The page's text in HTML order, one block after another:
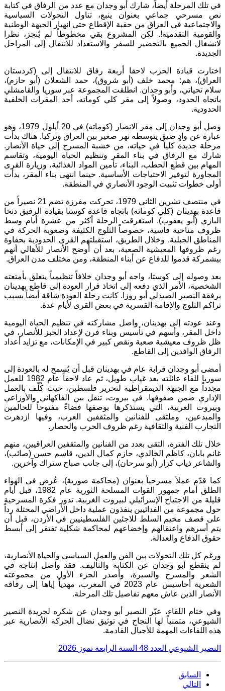
في تلك المرحلة أيضاً، شارك أبو وجدان مع عدد من الرفاق في كتابة
نص مسرحي جماعي بعنوان ينبع، تناول التحولات السياسية
والاجتماعية في العراق من حقبة الإقطاع حتى انهيار الجبهة الوطنية
والقومية التقدمية!. لكن المشروع بقي مخطوطاً لم يُنجز، نظرا
لانشغال الجميع بالتحضير للسفر والاستعداد للانتقال إلى المراحل
الجديدة.
اختارت قيادة الحزب لاحقا أربعة رفاق للانتقال إلى (كردستان
العراق)، هم: محمد خلف (أبو شروق)، حمد الشعلان (أبو حازم)،
سلام تحياتي، وأبو وجدان. انطلقت المجموعة عبر سوريا والقامشلي
باتجاه الحدود، وصولاً إلى مقر كلي كوماته، أحد المقرات الخلفية
الحدودية.
وصل أبو وجدان إلى مقر الانصار (كوماته) في 20 أيلول 1979، وهو
عبارة عن وادٍ ضيق يتوسطه نهر صغير بين العراق وتركيا. هناك بدأت
مرحلة جديدة كلياً في حياته، من خشبة المسرح إلى حياة الأنصار.
شارك مع الرفاق في بناء المقر وتنظيم الحياة اليومية، وتقاسم
المهام بين قطع الحطب، البناء، تأمين المواد الغذائية، وزيارة القرى
المجاورة لتوفير الاحتياجات الأساسية. حينما انتهى بناء المقر، بدأت
أولى خطوات تثبيت الوجود الأنصاري في المنطقة.
في منتصف تشرين الثاني 1979، تحركت مفرزة تضم 21 نصيراً من
قاعدة بهدينان (كلي كوماته) باتجاه قاعدة كوستا بقيادة الرفيق دنخا
البازي (أبو يعقوب). استغرقت الرحلة أكثر من عشرة أيام وسط
ظروف مناخية قاسية، خصوصاً الثلوج الكثيفة وصعوبة الحركة في
المناطق الجبلية. وخلال الطريق، استقبلتهم القرى الحدودية بحفاوة
رغم ظروفها المعيشية الصعبة، بعد أن أوضح الأنصار للأهالي أنهم
بيشمركة قدموا للدفاع عن أبناء المنطقة، ومن مختلف مدن العراق.
بعد وصوله إلى كوستا، واجه أبو وجدان خلافاً تنظيمياً يتعلق بأمتعته
الشخصية، الأمر الذي دفعه إلى اتخاذ قرار العودة إلى قاطع بهدينان
برفقة النصير الصيدلي أبو روزا. كانت رحلة العودة شاقة أيضاً بسبب
تراكم الثلوج والإقامة القسرية في بعض القرى لأيام عدة.
وعند عودته إلى بهدينان، واصل مشاركته في تنظيم الحياة اليومية
داخل المقر، وأسهم في تأسيس وبناء فرن لإعداد الخبز للأنصار، في
ظل ظروف معيشية صعبة ونقص كبير في الإمكانات، مع تزايد أعداد
الرفاق الوافدين إلى القاطع.
أمضى أبو وجدان قرابة عام في بهدينان قبل أن يُسمح له بالعودة إلى
سوريا للقاء عائلته بعد غياب طويل، ثم عاد لاحقاً عام 1982 للعمل
مجدداً مع الجبهة الديمقراطية لتحرير فلسطين، حيث كُلّف بالعمل
الإداري ضمن صفوفها. في بيروت، تنقل بين الفاكهاني والأوزاعي
وبيروت الغربية، التي يستذكرها بوصفها فضاءً مفتوحاً للحالمين
والمبدعين، وملتقى للفنانين والمثقفين العرب، وفيها ازدهرت
التجارب الفنية والثقافية رغم ظروف الحرب والحصار.
خلال تلك الفترة، التقى بعدد من الفنانين والمثقفين العراقيين، منهم
غانم بابان، كاظم الخالدي، حازم كمال الدين، قاسم حسن (صائب)،
والشاعر ذياب كزار (أبو سرحان)، إلى جانب صباح ستراك وآخرين.
كما قدّم عملاً مسرحياً بعنوان (محاكمة صورية)، عُرض في الهواء
الطلق أمام جمهور القوات المسلحة الثورية عام 1982، قبل أيام
قليلة من الاجتياح الإسرائيلي لبيروت الغربية. تدور فكرة المسرحية
حول مجموعة من الفدائيين ينفذون عملية داخل الأراضي المحتلة رداً
على قصف مخيم السلط للاجئين الفلسطينيين في الأردن، قبل أن
يتم أسرهم واعتقالهم وإخضاعهم لمحاكمة شكلية تفتقر إلى أبسط
حقوق الدفاع والعدالة.
ورغم كل تلك التحولات بين الفن والعمل السياسي والحياة الأنصارية،
لم ينقطع أبو وجدان عن الكتابة والتأليف. فقد واصل إنتاجه في
الشعر والمسرح والسيرة، وأصدر الجزء الأول من مجموعته
الشعرية أحاسيس عام 2023 في المغرب، مهدياً إياها إلى رفاقه
الأنصار الذين عاش معهم تفاصيل تلك المرحلة.
وفي ختام اللقاء، عبّر النصير أبو وجدان عن شكره لجريدة النصير
الشيوعي، متمنياً لها النجاح في توثيق نضال الحركة الأنصارية عبر
هذه اللقاءات المهمة للأجيال القادمة.
النصير الشيوعي العدد السنة الرابعة تموز
السابق
التالي